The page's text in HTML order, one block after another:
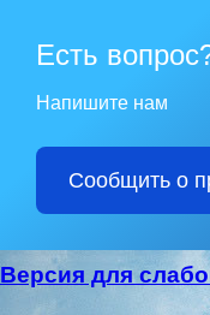
Есть
Напишите нам
Сообщить о
Версия для